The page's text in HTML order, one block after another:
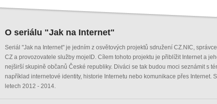
O seriálu "Jak na Internet"
Seriál "Jak na Internet" je jedním z osvětových projektů sdružení CZ.NIC,
CZ a provozovatele služby mojeID. Cílem tohoto projektu je přiblížit Internet a
nejširší skupině občanů České republiky. Diváci se tak budou moci seznámit s
například internetové identity, historie Internetu nebo komunikace přes Internet.
letech 2012 - 2014.